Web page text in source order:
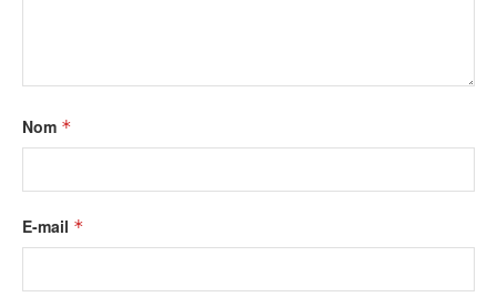
Nom *
E-mail *